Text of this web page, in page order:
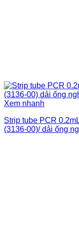
Xem nhanh
Strip tube PCR
(3136-00)/ dải ống